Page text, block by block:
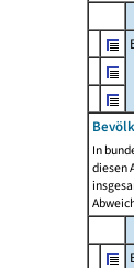
In
diesen